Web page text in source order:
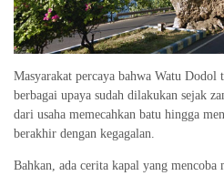
Masyarakat percaya bahwa Watu
berbagai upaya sudah dilakukan sejak
dari usaha memecahkan batu hingga
berakhir dengan kegagalan.
Bahkan, ada cerita kapal yang mencoba